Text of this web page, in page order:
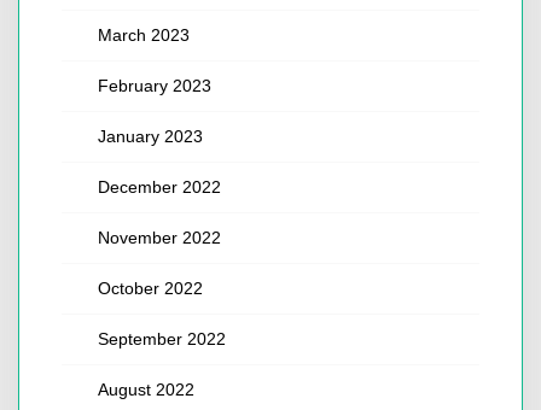
March 2023
February 2023
January 2023
December 2022
November 2022
October 2022
September 2022
August 2022